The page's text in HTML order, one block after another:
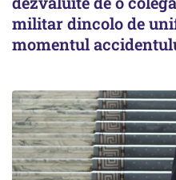
militar dincolo de
momentul